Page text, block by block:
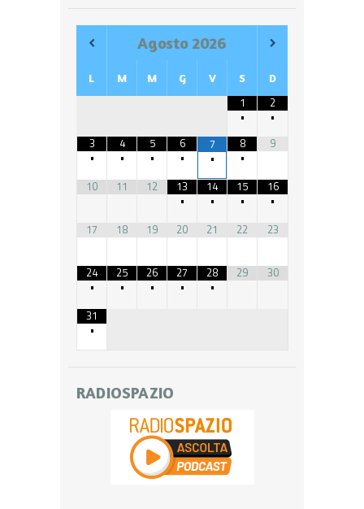
Agosto 2026
L M M G V S D
1
•
2
•
3
•
4
•
5
•
6
•
7
•
8
•
9
10 11 12
13
•
14
•
15
•
16
•
17
18 19 20 21 22 23
24
•
25
•
26
•
27
•
28
•
29 30
31
•
RADIOSPAZIO